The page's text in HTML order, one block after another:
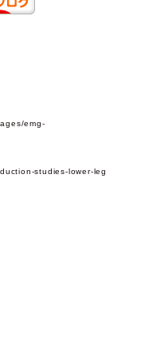
emg-
studies-lower-leg